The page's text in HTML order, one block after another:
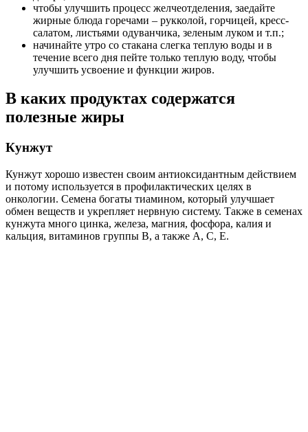
чтобы улучшить процесс желчеотделения, заедайте
жирные блюда горечами – рукколой, горчицей, кресс-
салатом, листьями одуванчика, зеленым луком и т.п.;
начинайте утро со стакана слегка теплую воды и в
течение всего дня пейте только теплую воду, чтобы
улучшить усвоение и функции жиров.
В каких продуктах содержатся
полезные жиры
Кунжут
Кунжут хорошо известен своим антиоксидантным действием
и потому используется в профилактических целях в
онкологии. Семена богаты тиамином, который улучшает
обмен веществ и укрепляет нервную систему. Также в семенах
кунжута много цинка, железа, магния, фосфора, калия и
кальция, витаминов группы В, а также А, С, Е.